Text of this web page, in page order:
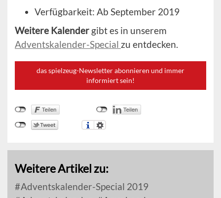
Verfügbarkeit: Ab September 2019
Weitere Kalender gibt es in unserem
Adventskalender-Special zu entdecken.
das spielzeug-Newsletter abonnieren und immer
informiert sein!
Weitere Artikel zu:
Adventskalender-Special 2019